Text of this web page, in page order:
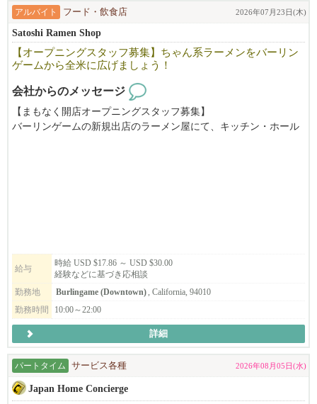
アルバイト フード・飲食店 2026年07月23日(木)
Satoshi Ramen Shop
【オープニングスタッフ募集】ちゃん系ラーメンをバーリン
ゲームから全米に広げましょう！
会社からのメッセージ
【まもなく開店オープニングスタッフ募集】
バーリンゲームの新規出店のラーメン屋にて、キッチン・ホール
給与
時給 USD $17.86 ～ USD $30.00
経験などに基づき応相談
勤務地
Burlingame (Downtown) , California, 94010
勤務時間
10:00～22:00
詳細
パートタイム サービス各種 2026年08月05日(水)
Japan Home Concierge